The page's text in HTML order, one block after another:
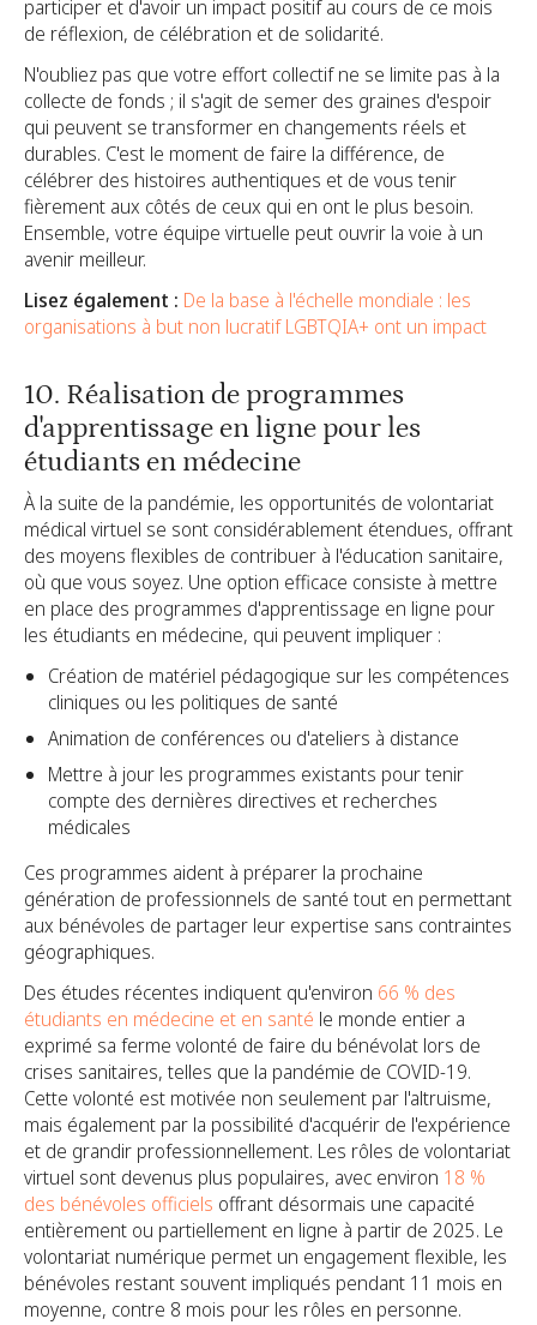
participer et d'avoir un impact positif au cours de ce mois
de réflexion, de célébration et de solidarité.
N'oubliez pas que votre effort collectif ne se limite pas à la
collecte de fonds ; il s'agit de semer des graines d'espoir
qui peuvent se transformer en changements réels et
durables. C'est le moment de faire la différence, de
célébrer des histoires authentiques et de vous tenir
fièrement aux côtés de ceux qui en ont le plus besoin.
Ensemble, votre équipe virtuelle peut ouvrir la voie à un
avenir meilleur.
Lisez également : De la base à l'échelle mondiale : les
organisations à but non lucratif LGBTQIA+ ont un impact
10. Réalisation de programmes
d'apprentissage en ligne pour les
étudiants en médecine
À la suite de la pandémie, les opportunités de volontariat
médical virtuel se sont considérablement étendues, offrant
des moyens flexibles de contribuer à l'éducation sanitaire,
où que vous soyez. Une option efficace consiste à mettre
en place des programmes d'apprentissage en ligne pour
les étudiants en médecine, qui peuvent impliquer :
Création de matériel pédagogique sur les compétences
cliniques ou les politiques de santé
Animation de conférences ou d'ateliers à distance
Mettre à jour les programmes existants pour tenir
compte des dernières directives et recherches
médicales
Ces programmes aident à préparer la prochaine
génération de professionnels de santé tout en permettant
aux bénévoles de partager leur expertise sans contraintes
géographiques.
Des études récentes indiquent qu'environ 66 % des
étudiants en médecine et en santé le monde entier a
exprimé sa ferme volonté de faire du bénévolat lors de
crises sanitaires, telles que la pandémie de COVID-19.
Cette volonté est motivée non seulement par l'altruisme,
mais également par la possibilité d'acquérir de l'expérience
et de grandir professionnellement. Les rôles de volontariat
virtuel sont devenus plus populaires, avec environ 18 %
des bénévoles officiels offrant désormais une capacité
entièrement ou partiellement en ligne à partir de 2025. Le
volontariat numérique permet un engagement flexible, les
bénévoles restant souvent impliqués pendant 11 mois en
moyenne, contre 8 mois pour les rôles en personne.